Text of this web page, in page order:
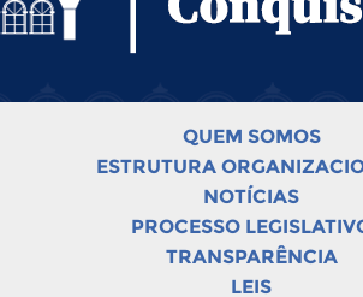
QUEM SOMOS
ESTRUTURA
NOTÍCIAS
PROCESSO
TRANSPARÊNCIA
LEIS